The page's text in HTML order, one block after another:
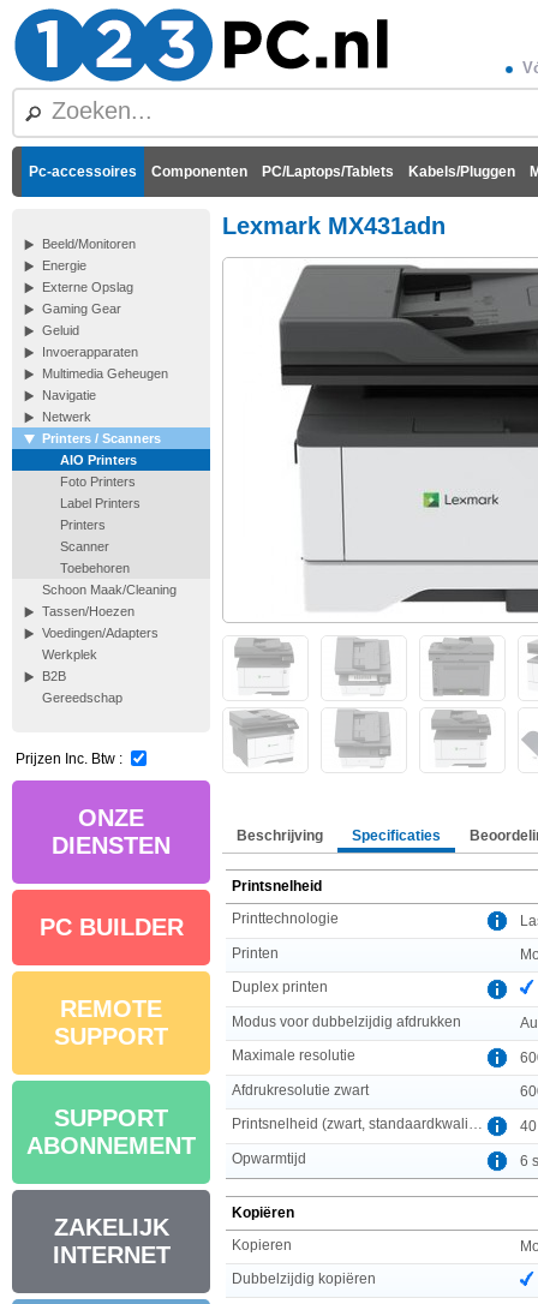
Pc-accessoires Componenten PC/Laptops/Tablets Kabels/Pluggen
Beeld/Monitoren
Energie
Externe Opslag
Gaming Gear
Geluid
Invoerapparaten
Multimedia Geheugen
Navigatie
Netwerk
Printers / Scanners
AIO Printers
Foto Printers
Label Printers
Printers
Scanner
Toebehoren
Schoon Maak/Cleaning
Tassen/Hoezen
Voedingen/Adapters
Werkplek
B2B
Gereedschap
Prijzen Inc. Btw :
ONZE
DIENSTEN
PC BUILDER
REMOTE
SUPPORT
SUPPORT
ABONNEMENT
ZAKELIJK
INTERNET
Lexmark MX431adn
Beschrijving Specificaties
Printsnelheid
Printtechnologie
Printen
Duplex printen
Modus voor dubbelzijdig afdrukken
Maximale resolutie
Afdrukresolutie zwart
Opwarmtijd
6 s
Kopiëren
Kopieren
Dubbelzijdig kopiëren